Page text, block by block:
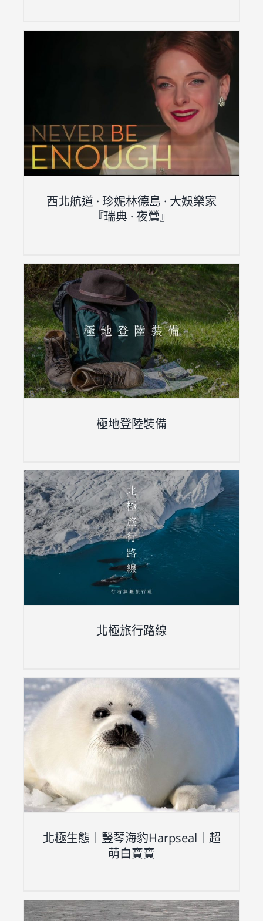
西北航道 · 珍妮林德島 · 大娛樂家
『瑞典 · 夜鶯』
極地登陸裝備
北極旅行路線
北極生態｜豎琴海豹Harpseal｜超
萌白寶寶